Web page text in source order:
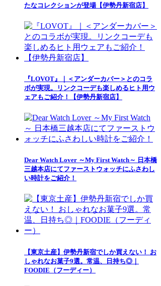
たなコレクションが登場【伊勢丹新宿店】
『LOVOT』｜＜アンダーカバー＞とのコラ
ボが実現。リンクコーデも楽しめるヒト用ウ
ェアもご紹介！【伊勢丹新宿店】
Dear Watch Lover ～My First Watch～ 日本橋
三越本店にてファーストウォッチにふさわし
い時計をご紹介！
【東京土産】伊勢丹新宿でしか買えない！ お
しゃれなお菓子9選。常温、日持ち◎｜
FOODIE（フーディー）